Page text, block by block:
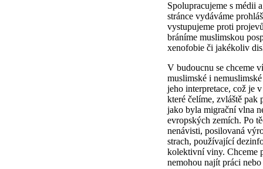
Spolupracujeme s médii
stránce vydáváme
vystupujeme proti
bráníme muslimskou
xenofobie či jakékoliv
V budoucnu se chceme
muslimské i
jeho interpretace, což je
které čelíme, zvláště pak
jako byla migrační vlna
evropských zemích. Po
nenávisti, posilovaná
strach, používající
kolektivní viny. Chceme
nemohou najít práci